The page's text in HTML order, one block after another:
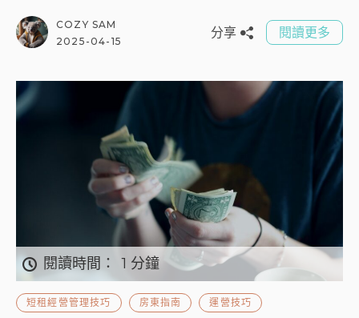
COZY SAM
2025-04-15
分享 閱讀更多
閱讀時間： 1 分鐘
短租經營管理技巧 房東指南 運營技巧